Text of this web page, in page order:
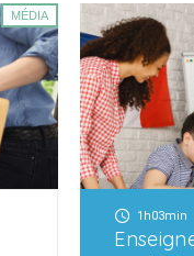
MÉDIA
1h03min